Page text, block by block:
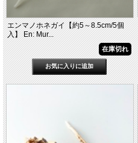
エンマノホネガイ【約5～8.5cm/5個
入】 En: Mur...
在庫切れ